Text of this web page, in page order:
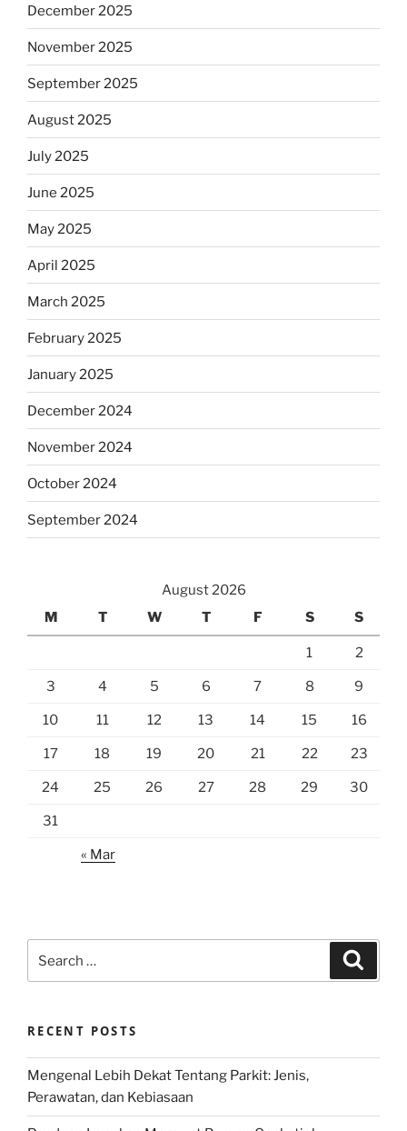
December 2025
November 2025
September 2025
August 2025
July 2025
June 2025
May 2025
April 2025
March 2025
February 2025
January 2025
December 2024
November 2024
October 2024
September 2024
August 2026
M
T W T F S S
1 2
3 4 5 6 7 8 9
10 11 12 13 14 15 16
17 18 19 20 21 22 23
24 25 26 27 28 29 30
31
« Mar
for:
RECENT POSTS
Mengenal Lebih Dekat Tentang Parkit: Jenis,
Perawatan, dan Kebiasaan